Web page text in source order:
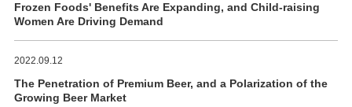
Frozen Foods' Benefits Are Expanding, and Child-raising
Women Are Driving Demand
2022.09.12
The Penetration of Premium Beer, and a Polarization of the
Growing Beer Market